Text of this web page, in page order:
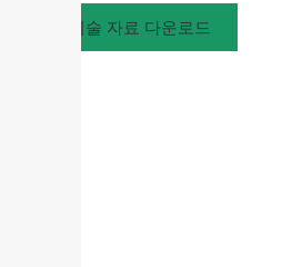
기술 자료 다운로드